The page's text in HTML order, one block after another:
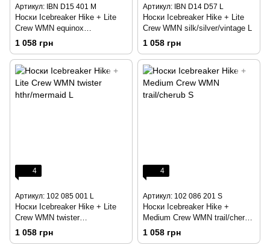
Артикул: IBN D15 401 M
Носки Icebreaker Hike + Lite
Crew WMN equinox
hthr/azalea/admiral M
1 058 грн
Артикул: IBN D14 D57 L
Носки Icebreaker Hike + Lite
Crew WMN silk/silver/vintage L
1 058 грн
4
Артикул: 102 085 001 L
Носки Icebreaker Hike + Lite
Crew WMN twister
hthr/mermaid L
1 058 грн
4
Артикул: 102 086 201 S
Носки Icebreaker Hike +
Medium Crew WMN trail/cherub
S
1 058 грн